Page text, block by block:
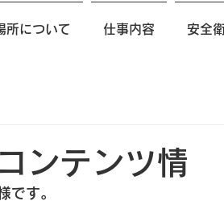
所について 仕事内容 安全
ンテンツ情
です。